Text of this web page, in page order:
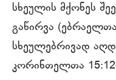
სხეულის მქონეს
გაწირვა
სხეულებრივად
კორინთელთა